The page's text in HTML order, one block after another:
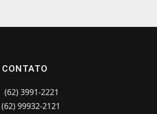
CONTATO
(62) 3991-2221
(62) 99932-2121